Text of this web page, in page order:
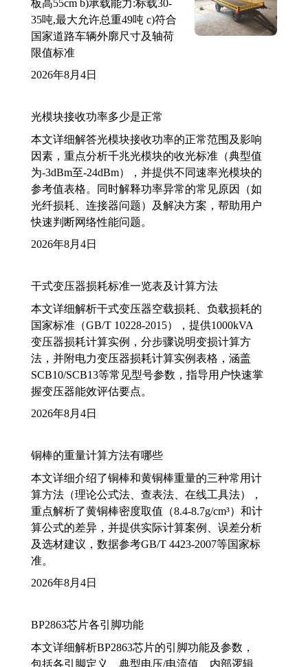
板高55cm b)承载能力:标载30-
35吨,最大允许总重49吨 c)符合
国家道路车辆外廓尺寸及轴荷
限值标准
2026年8月4日
光模块接收功率多少是正常
本文详细解答光模块接收功率的正常范围及影响
因素，重点分析千兆光模块的收光标准（典型值
为-3dBm至-24dBm），并提供不同速率光模块的
参考值表格。同时解释功率异常的常见原因（如
光纤损耗、连接器问题）及解决方案，帮助用户
快速判断网络性能问题。
2026年8月4日
干式变压器损耗标准一览表及计算方法
本文详细解析干式变压器空载损耗、负载损耗的
国家标准（GB/T 10228-2015），提供1000kVA
变压器损耗计算实例，分步骤说明变损计算方
法，并附电力变压器损耗计算实例表格，涵盖
SCB10/SCB13等常见型号参数，指导用户快速掌
握变压器能效评估要点。
2026年8月4日
铜棒的重量计算方法有哪些
本文详细介绍了铜棒和黄铜棒重量的三种常用计
算方法（理论公式法、查表法、在线工具法），
重点解析了黄铜棒密度取值（8.4-8.7g/cm³）和计
算公式的差异，并提供实际计算案例、误差分析
及选材建议，数据参考GB/T 4423-2007等国家标
准。
2026年8月4日
BP2863芯片各引脚功能
本文详细解析BP2863芯片的引脚功能及参数，
包括各引脚定义、典型电压/电流值、内部逻辑